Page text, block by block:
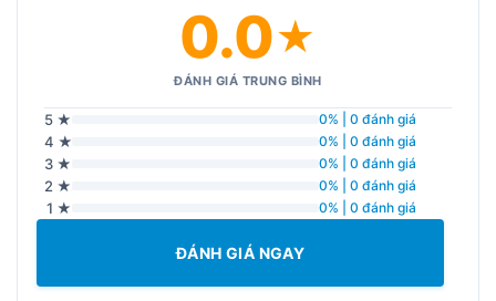
0.0★
ĐÁNH GIÁ TRUNG BÌNH
5 ★ 0% | 0 đánh giá
4 ★ 0% | 0 đánh giá
3 ★ 0% | 0 đánh giá
2 ★ 0% | 0 đánh giá
1 ★ 0% | 0 đánh giá
ĐÁNH GIÁ NGAY